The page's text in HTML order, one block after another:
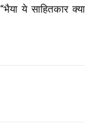
ये साहितकार क्या